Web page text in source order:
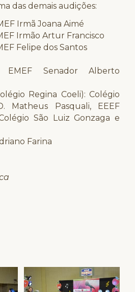
das demais audições:
Irmã Joana Aimé
Irmão Artur Francisco
Felipe dos Santos
EMEF Senador Alberto
Regina Coeli): Colégio
Matheus Pasquali, EEEF
São Luiz Gonzaga e
Farina